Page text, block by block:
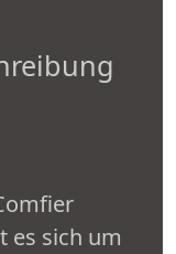
es sich um